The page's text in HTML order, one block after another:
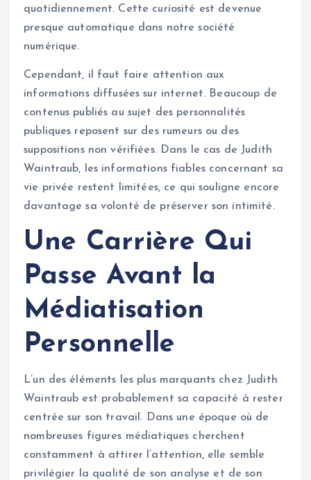
quotidiennement. Cette curiosité est devenue
presque automatique dans notre société
numérique.
Cependant, il faut faire attention aux
informations diffusées sur internet. Beaucoup de
contenus publiés au sujet des personnalités
publiques reposent sur des rumeurs ou des
suppositions non vérifiées. Dans le cas de Judith
Waintraub, les informations fiables concernant sa
vie privée restent limitées, ce qui souligne encore
davantage sa volonté de préserver son intimité.
Une Carrière Qui
Passe Avant la
Médiatisation
Personnelle
L’un des éléments les plus marquants chez Judith
Waintraub est probablement sa capacité à rester
centrée sur son travail. Dans une époque où de
nombreuses figures médiatiques cherchent
constamment à attirer l’attention, elle semble
privilégier la qualité de son analyse et de son